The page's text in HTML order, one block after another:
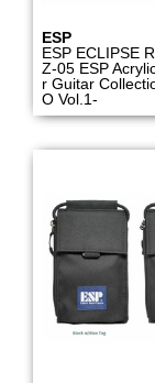
ESP
ESP ECLIPSE
Z-05 ESP
r Guitar
O Vol.1-